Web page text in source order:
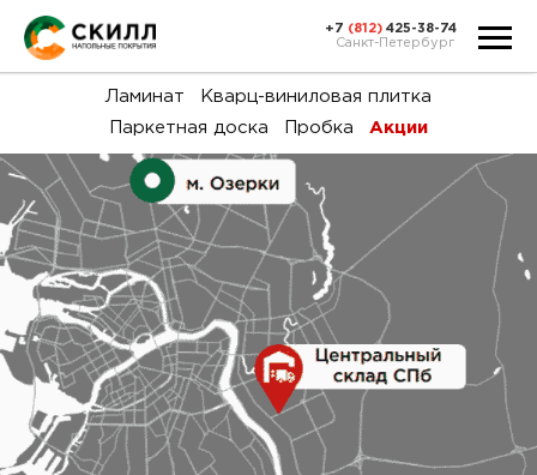
и
+7 (812) 425-38-74
Санкт-Петербург
Ламинат
Кварц-виниловая плитка
Паркетная доска
Пробка Акции